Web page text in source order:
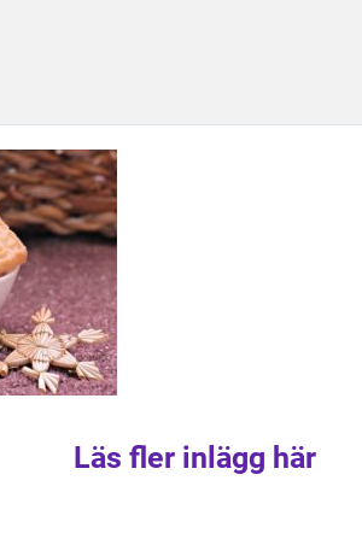
Läs fler inlägg här